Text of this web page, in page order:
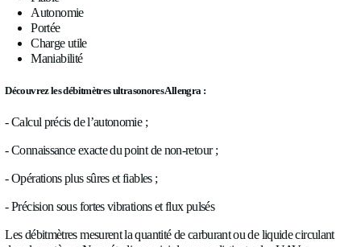
Pourquoi ajouter des débitmètres à un drone ?
Dans le monde des UAVs, voici quelques applications qui
immédiatement à l’esprit :
Sécurité et secours
Vidéosurveillance
Agriculture et sylviculture
Livraison
Transport